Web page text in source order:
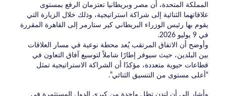
المملكة المتحدة، أن مصر وبريطانيا تعتزمان الرفع بمستوى
علاقاتهما الثنائية إلى شراكة استراتيجية، وذلك خلال الزيارة التي
يقوم بها رئيس الوزراء البريطاني كير ستارمر إلى القاهرة المقررة
في 9 يوليو 2026.
وأوضح أن الاتفاق المرتقب يُعد محطة نوعية في مسار العلاقات
بين البلدين، حيث سيوفر إطارًا شاملاً لتوسيع آفاق التعاون في
قطاعات حيوية متعددة، مؤكدًا أن الشراكة الاستراتيجية تمثل
“أعلى مستوى من التنسيق الثنائي”.